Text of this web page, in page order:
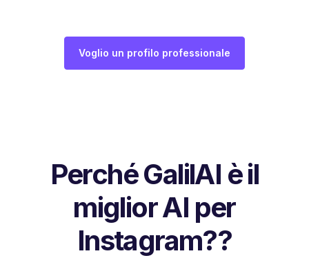
Voglio un profilo professionale
Perché GalilAI è il
miglior AI per
Instagram??